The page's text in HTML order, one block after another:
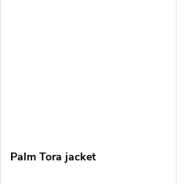
Palm Tora jacket